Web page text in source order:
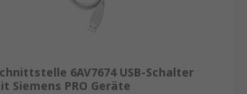
6AV7674 USB-Schalter
Siemens PRO Geräte